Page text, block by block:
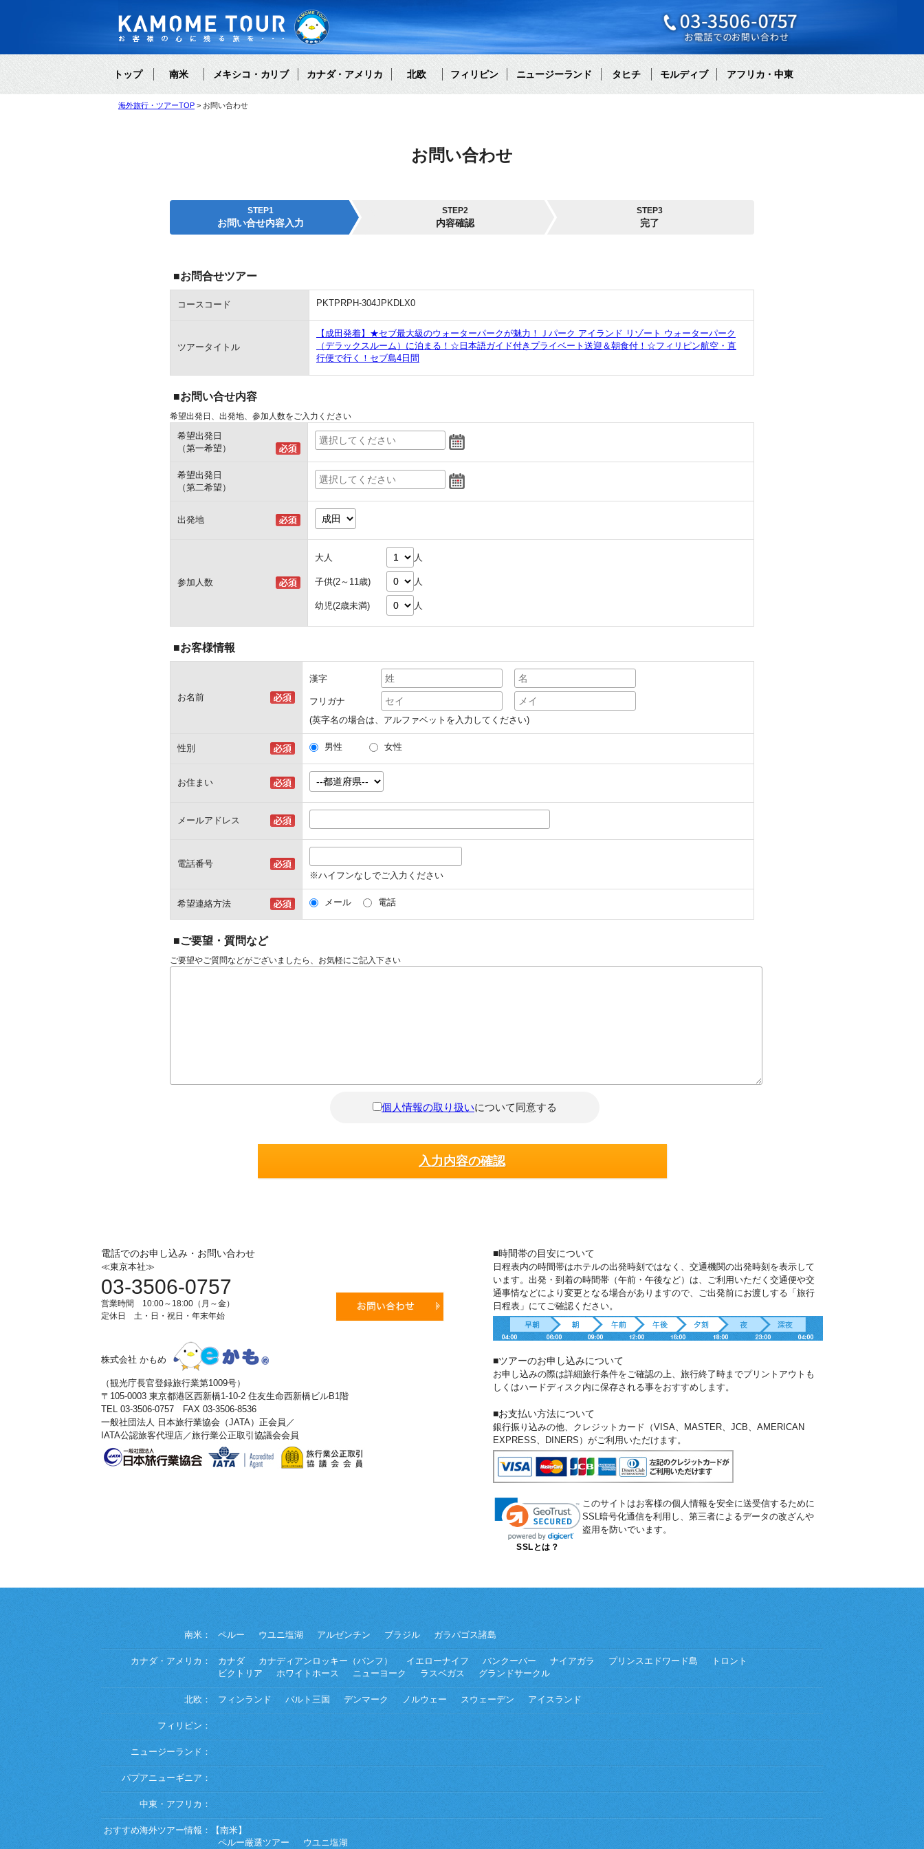
トップ 南米 メキシコ・カリブ カナダ・アメリカ 北欧 フィリピン ニュージーランド タヒチ モルディブ アフリカ・中東
海外旅行・ツアーTOP お問い合わせ
お問い合わせ
STEP1
お問い合せ内容入力
STEP2
内容確認
STEP3
完了
■お問合せツアー
コースコード PKTPRPH-304JPKDLX0
ツアータイトル
【成田発着】★セブ最大級のウォーターパークが魅力！Ｊパーク アイランド リゾート ウォーターパーク
（デラックスルーム）に泊まる！☆日本語ガイド付きプライベート送迎＆朝食付！☆フィリピン航空・直
行便で行く！セブ島4日間
■お問い合せ内容
希望出発日、出発地、参加人数をご入力ください
希望出発日
（第一希望）
希望出発日
（第二希望）
出発地
参加人数
大人 人
子供(2～11歳) 人
幼児(2歳未満) 人
■お客様情報
お名前
漢字
フリガナ
(英字名の場合は、アルファベットを入力してください)
性別 男性 女性
お住まい
メールアドレス
電話番号
※ハイフンなしでご入力ください
希望連絡方法 メール 電話
■ご要望・質問など
ご要望やご質問などがございましたら、お気軽にご記入下さい
個人情報の取り扱いについて同意する
電話でのお申し込み・お問い合わせ
≪東京本社≫
03-3506-0757
営業時間 10:00～18:00（月～金）
定休日 土・日・祝日・年末年始
株式会社 かもめ
（観光庁長官登録旅行業第1009号）
〒105-0003 東京都港区西新橋1-10-2 住友生命西新橋ビルB1階
TEL 03-3506-0757 FAX 03-3506-8536
一般社団法人 日本旅行業協会（JATA）正会員／
IATA公認旅客代理店／旅行業公正取引協議会会員
■時間帯の目安について
日程表内の時間帯はホテルの出発時刻ではなく、交通機関の出発時刻を表示して
います。出発・到着の時間帯（午前・午後など）は、ご利用いただく交通便や交
通事情などにより変更となる場合がありますので、ご出発前にお渡しする「旅行
日程表」にてご確認ください。
■ツアーのお申し込みについて
お申し込みの際は詳細旅行条件をご確認の上、旅行終了時までプリントアウトも
しくはハードディスク内に保存される事をおすすめします。
■お支払い方法について
銀行振り込みの他、クレジットカード（VISA、MASTER、JCB、AMERICAN
EXPRESS、DINERS）がご利用いただけます。
SSLとは？
このサイトはお客様の個人情報を安全に送受信するために
SSL暗号化通信を利用し、第三者によるデータの改ざんや
盗用を防いでいます。
南米： ペルー ウユニ塩湖 アルゼンチン ブラジル ガラパゴス諸島
カナダ・アメリカ： カナダ カナディアンロッキー（バンフ） イエローナイフ バンクーバー ナイアガラ プリンスエドワード島
トロント
ビクトリア
ホワイトホース ニューヨーク ラスベガス グランドサークル
北欧： フィンランド バルト三国 デンマーク ノルウェー スウェーデン アイスランド
フィリピン：
ニュージーランド：
パプアニューギニア：
中東・アフリカ：
おすすめ海外ツアー情報：
【南米】
ペルー厳選ツアー
ウユニ塩湖